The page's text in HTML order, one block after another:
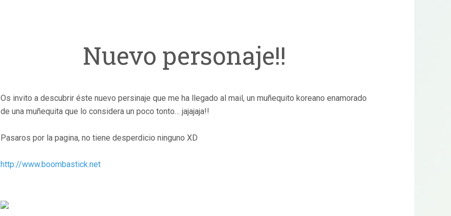
Nuevo personaje!!
Os invito a descubrir éste nuevo persinaje que me ha llegado al mail, un muñequito koreano enamorado
de una muñequita que lo considera un poco tonto… jajajaja!!
Pasaros por la pagina, no tiene desperdicio ninguno XD
http://www.boombastick.net